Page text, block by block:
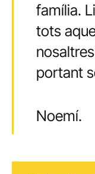
família.
tots
portant
Noemí.